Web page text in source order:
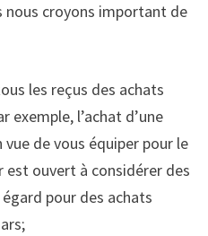
nous croyons important de
les reçus des achats
exemple, l’achat d’une
de vous équiper pour le
est ouvert à considérer des
pour des achats